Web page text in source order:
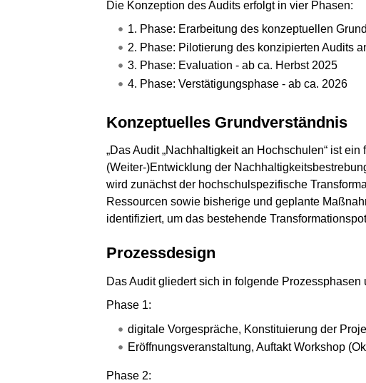
Die Konzeption des Audits erfolgt in vier Phasen:
1. Phase: Erarbeitung des konzeptuellen
2. Phase: Pilotierung des konzipierten Audits
3. Phase: Evaluation - ab ca. Herbst 2025
4. Phase: Verstätigungsphase - ab ca. 2026
Konzeptuelles Grundverständnis
„Das Audit „Nachhaltigkeit an Hochschulen“ ist
(Weiter-)Entwicklung der
wird zunächst der hochschulspezifische
Ressourcen sowie bisherige und geplante
identifiziert, um das bestehende
Prozessdesign
Das Audit gliedert sich in folgende Prozessphasen
Phase 1:
digitale Vorgespräche, Konstituierung der
Eröffnungsveranstaltung, Auftakt Workshop
Phase 2: